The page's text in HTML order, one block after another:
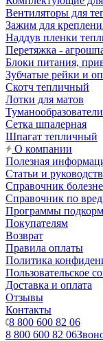
Вентиляторы для
Зажим для
Наддув пленки
Перетяжка -
Блоки питания,
Зубчатые рейки и
Скотч тепличный
Лотки для матов
Туманообразователи
Сетка шпалерная
Шпагат тепличный
О компании
Полезная
Статьи и
Справочник
Справочник по
Программы
Покупателям
Возврат
Правила оплаты
Политика
Пользовательское
Доставка и оплата
Отзывы
Контакты
8 800 600 82 06
8 800 600 82 06